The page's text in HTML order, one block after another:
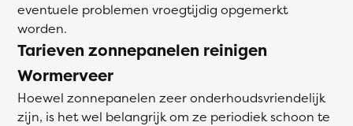
eventuele problemen vroegtijdig opgemerkt
worden.
Tarieven zonnepanelen reinigen
Wormerveer
Hoewel zonnepanelen zeer onderhoudsvriendelijk
zijn, is het wel belangrijk om ze periodiek schoon te